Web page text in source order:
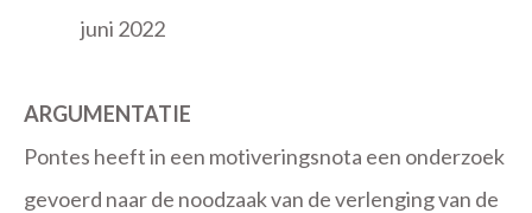
juni 2022
ARGUMENTATIE
Pontes heeft in een motiveringsnota een onderzoek
gevoerd naar de noodzaak van de verlenging van de